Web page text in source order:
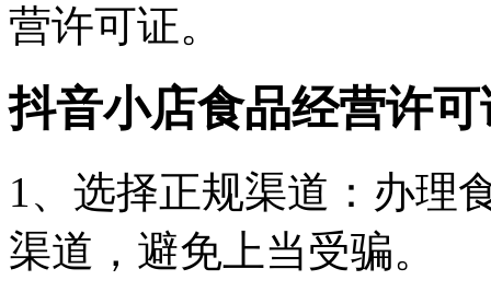
营许可证。
抖音小店食品经营许
1、选择正规渠道：办理
渠道，避免上当受骗。